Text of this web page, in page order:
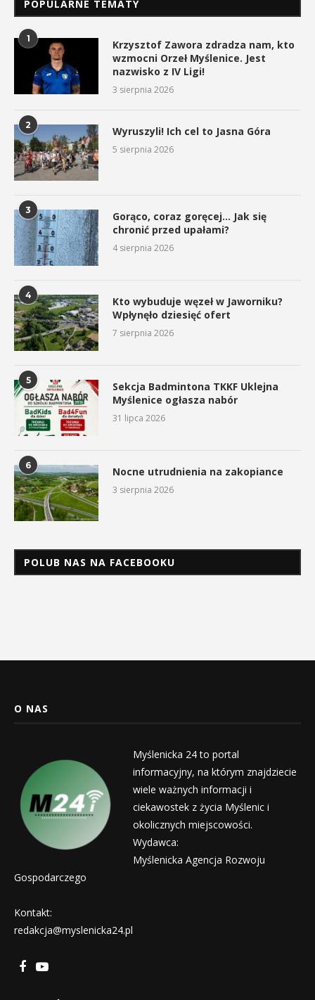
POPULARNE TEMATY
1
Krzysztof Zawora zdradza nam, kto
wzmocni Orzeł Myślenice. Jest
nazwisko z IV Ligi!
3 sierpnia 2026
2 Wyruszyli! Ich cel to Jasna Góra
5 sierpnia 2026
3
Gorąco, coraz goręcej… Jak się
chronić przed upałami?
4 sierpnia 2026
4
Kto wybuduje węzeł w Jaworniku?
Wpłynęło dziesięć ofert
7 sierpnia 2026
5
Sekcja Badmintona TKKF Uklejna
Myślenice ogłasza nabór
31 lipca 2026
6 Nocne utrudnienia na zakopiance
3 sierpnia 2026
POLUB NAS NA FACEBOOKU
O NAS
Myślenicka 24 to portal
informacyjny, na którym znajdziecie
wiele ważnych informacji i
ciekawostek z życia Myślenic i
okolicznych miejscowości.
Wydawca:
Myślenicka Agencja Rozwoju
Gospodarczego
Kontakt:
redakcja@myslenicka24.pl